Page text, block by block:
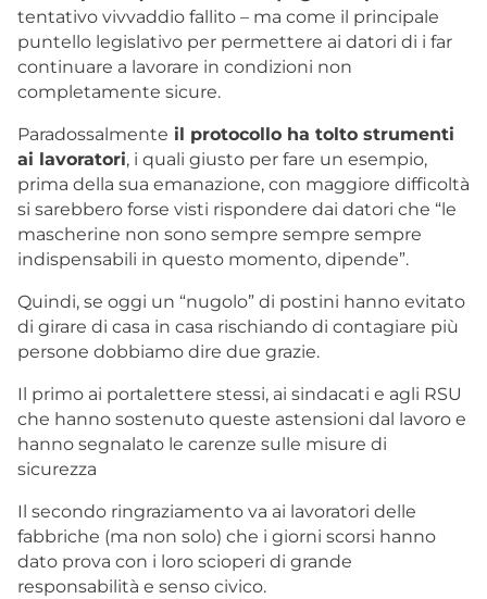
tentativo vivvaddio fallito – ma come il principale
puntello legislativo per permettere ai datori di i far
continuare a lavorare in condizioni non
completamente sicure.
Paradossalmente il protocollo ha tolto strumenti
ai lavoratori, i quali giusto per fare un esempio,
prima della sua emanazione, con maggiore difficoltà
si sarebbero forse visti rispondere dai datori che “le
mascherine non sono sempre sempre sempre
indispensabili in questo momento, dipende”.
Quindi, se oggi un “nugolo” di postini hanno evitato
di girare di casa in casa rischiando di contagiare più
persone dobbiamo dire due grazie.
Il primo ai portalettere stessi, ai sindacati e agli RSU
che hanno sostenuto queste astensioni dal lavoro e
hanno segnalato le carenze sulle misure di
sicurezza
Il secondo ringraziamento va ai lavoratori delle
fabbriche (ma non solo) che i giorni scorsi hanno
dato prova con i loro scioperi di grande
responsabilità e senso civico.